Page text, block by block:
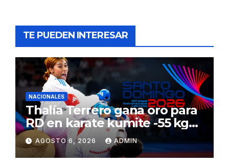
TE PUEDEN INTERESAR
NACIONALES
Thalía Terrero gana oro para
RD en karate kumite -55 kg
en Santo Domingo 2026
AGOSTO 6, 2026 ADMIN